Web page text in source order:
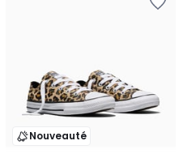
Nouveauté